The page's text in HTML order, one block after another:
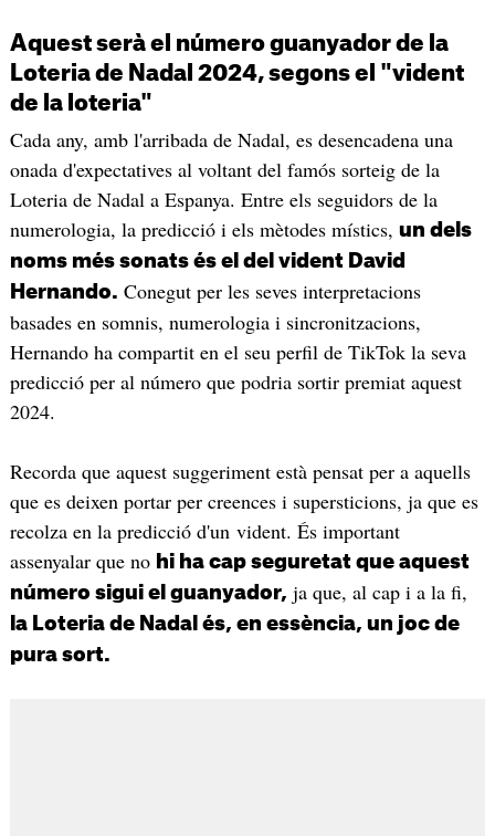
Aquest serà el número guanyador de la
Loteria de Nadal 2024, segons el "vident
de la loteria"
Cada any, amb l'arribada de Nadal, es desencadena una
onada d'expectatives al voltant del famós sorteig de la
Loteria de Nadal a Espanya. Entre els seguidors de la
numerologia, la predicció i els mètodes místics, un dels
noms més sonats és el del vident David
Hernando. Conegut per les seves interpretacions
basades en somnis, numerologia i sincronitzacions,
Hernando ha compartit en el seu perfil de TikTok la seva
predicció per al número que podria sortir premiat aquest
2024.
Recorda que aquest suggeriment està pensat per a aquells
que es deixen portar per creences i supersticions, ja que es
recolza en la predicció d'un vident. És important
assenyalar que no hi ha cap seguretat que aquest
número sigui el guanyador, ja que, al cap i a la fi,
la Loteria de Nadal és, en essència, un joc de
pura sort.